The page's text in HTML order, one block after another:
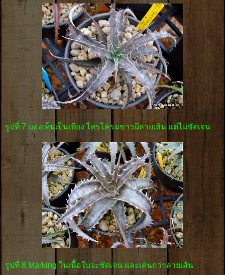
รูปที่ 7 มองเห็นเป็นเพียง ไทรโครมขาวมีลายเส้น แต่ไม่ชัดเจน
รูปที่ 8 Marking ในเนื้อใบจะชัดเจน และเด่นกว่าลายเส้น